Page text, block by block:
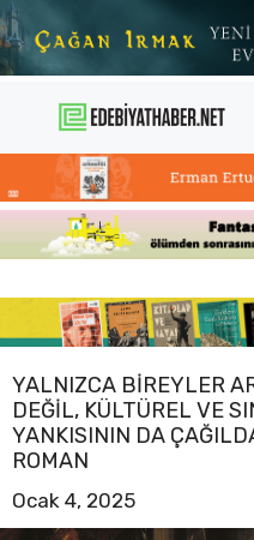
İçeriğe
atla
YALNIZCA BIREYLER
DEĞIL, KÜLTÜREL VE
YANKISININ DA
ROMAN
Ocak 4, 2025